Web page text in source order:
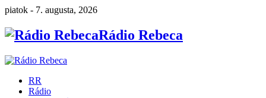
piatok - 7. augusta, 2026
Rádio Rebeca
RR
Rádio